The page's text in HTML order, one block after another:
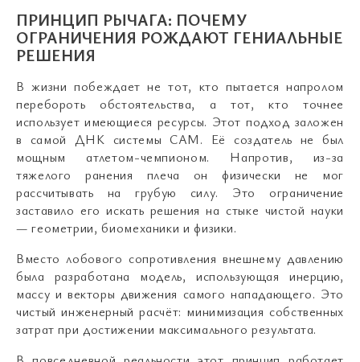
ПРИНЦИП РЫЧАГА: ПОЧЕМУ
ОГРАНИЧЕНИЯ РОЖДАЮТ ГЕНИАЛЬНЫЕ
РЕШЕНИЯ
В жизни побеждает не тот, кто пытается напролом
перебороть обстоятельства, а тот, кто точнее
использует имеющиеся ресурсы. Этот подход заложен
в самой ДНК системы САМ. Её создатель не был
мощным атлетом-чемпионом. Напротив, из-за
тяжелого ранения плеча он физически не мог
рассчитывать на грубую силу. Это ограничение
заставило его искать решения на стыке чистой науки
— геометрии, биомеханики и физики.
Вместо лобового сопротивления внешнему давлению
была разработана модель, использующая инерцию,
массу и векторы движения самого нападающего. Это
чистый инженерный расчёт: минимизация собственных
затрат при достижении максимального результата.